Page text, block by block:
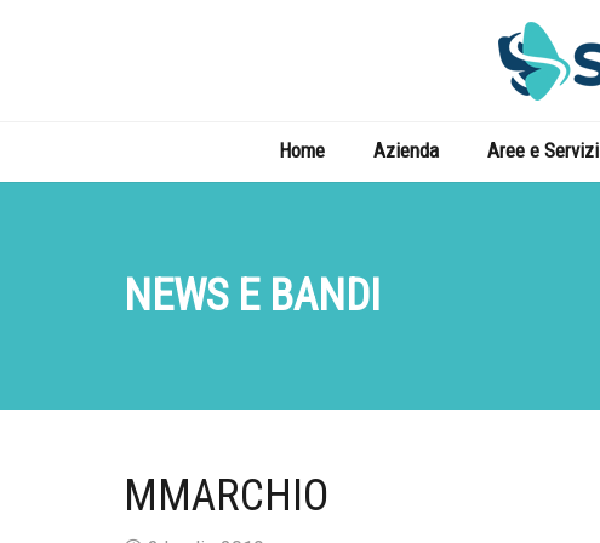
Home Azienda Aree e Servizi
NEWS E BANDI
MMARCHIO